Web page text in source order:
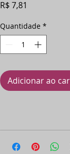
R$ 7,81
Quantidade *
Adicionar ao